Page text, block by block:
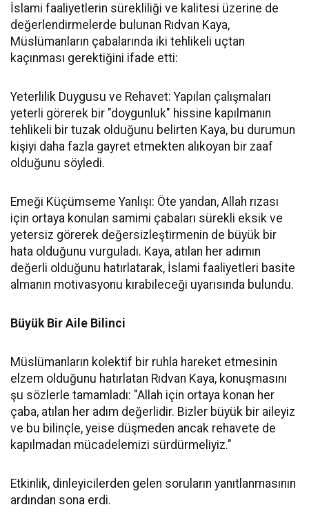
İslami faaliyetlerin sürekliliği ve kalitesi üzerine de
değerlendirmelerde bulunan Rıdvan Kaya,
Müslümanların çabalarında iki tehlikeli uçtan
kaçınması gerektiğini ifade etti:
Yeterlilik Duygusu ve Rehavet: Yapılan çalışmaları
yeterli görerek bir "doygunluk" hissine kapılmanın
tehlikeli bir tuzak olduğunu belirten Kaya, bu durumun
kişiyi daha fazla gayret etmekten alıkoyan bir zaaf
olduğunu söyledi.
Emeği Küçümseme Yanlışı: Öte yandan, Allah rızası
için ortaya konulan samimi çabaları sürekli eksik ve
yetersiz görerek değersizleştirmenin de büyük bir
hata olduğunu vurguladı. Kaya, atılan her adımın
değerli olduğunu hatırlatarak, İslami faaliyetleri basite
almanın motivasyonu kırabileceği uyarısında bulundu.
Büyük Bir Aile Bilinci
Müslümanların kolektif bir ruhla hareket etmesinin
elzem olduğunu hatırlatan Rıdvan Kaya, konuşmasını
şu sözlerle tamamladı: "Allah için ortaya konan her
çaba, atılan her adım değerlidir. Bizler büyük bir aileyiz
ve bu bilinçle, yeise düşmeden ancak rehavete de
kapılmadan mücadelemizi sürdürmeliyiz."
Etkinlik, dinleyicilerden gelen soruların yanıtlanmasının
ardından sona erdi.